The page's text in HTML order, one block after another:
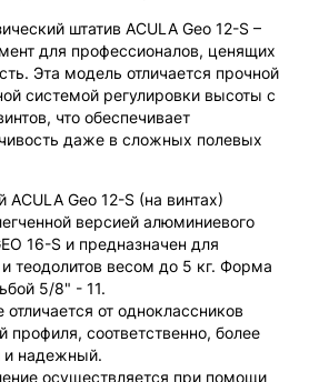
штатив ACULA Geo 12-S –
для профессионалов, ценящих
Эта модель отличается прочной
системой регулировки высоты с
что обеспечивает
даже в сложных полевых
ACULA Geo 12-S (на винтах)
версией алюминиевого
16-S и предназначен для
теодолитов весом до 5 кг. Форма
5/8" - 11.
от одноклассников
профиля, соответственно, более
и надежный.
осуществляется при помощи